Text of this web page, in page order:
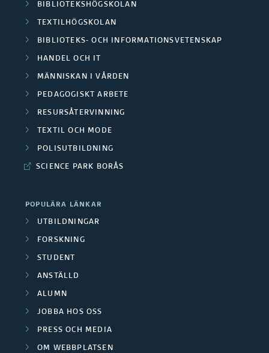
BIBLIOTEKSHÖGSKOLAN
TEXTILHÖGSKOLAN
BIBLIOTEKS- OCH INFORMATIONSVETENSKAP
HANDEL OCH IT
MÄNNISKAN I VÅRDEN
PEDAGOGISKT ARBETE
RESURSÅTERVINNING
TEXTIL OCH MODE
POLISUTBILDNING
SCIENCE PARK BORÅS
POPULÄRA LÄNKAR
UTBILDNINGAR
FORSKNING
STUDENT
ANSTÄLLD
ALUMN
JOBBA HOS OSS
PRESS OCH MEDIA
OM WEBBPLATSEN